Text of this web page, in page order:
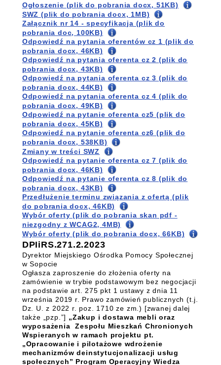
Ogłoszenie (plik do pobrania docx, 51KB)
SWZ (plik do pobrania docx, 1MB)
Załącznik nr 14 - specyfikacja (plik do
pobrania doc, 100KB)
Odpowiedź na pytania oferentów cz 1 (plik do
pobrania docx, 46KB)
Odpowiedź na pytania oferenta cz 2 (plik do
pobrania docx, 43KB)
Odpowiedź na pytania oferenta cz 3 (plik do
pobrania docx, 44KB)
Odpowiedź na pytania oferenta cz 4 (plik do
pobrania docx, 49KB)
Odpowiedź na pytanie oferenta cz5 (plik do
pobrania docx, 45KB)
Odpowiedź na pytanie oferenta cz6 (plik do
pobrania docx, 538KB)
Zmiany w treści SWZ
Odpowiedź na pytanie oferenta cz 7 (plik do
pobrania docx, 46KB)
Odpowiedź na pytanie oferenta cz 8 (plik do
pobrania docx, 43KB)
Przedłużenie terminu związania z ofertą (plik
do pobrania docx, 46KB)
Wybór oferty (plik do pobrania skan pdf -
niezgodny z WCAG2, 4MB)
Wybór oferty (plik do pobrania docx, 66KB)
DPIiRS.271.2.2023
Dyrektor Miejskiego Ośrodka Pomocy Społecznej
w Sopocie
Ogłasza zaproszenie do złożenia oferty na
zamówienie w trybie podstawowym bez negocjacji
na podstawie art. 275 pkt 1 ustawy z dnia 11
września 2019 r. Prawo zamówień publicznych (t.j.
Dz. U. z 2022 r. poz. 1710 ze zm.) [zwanej dalej
także „pzp.”] „Zakup i dostawa mebli oraz
wyposażenia Zespołu Mieszkań Chronionych
Wspieranych w ramach projektu pt.
„Opracowanie i pilotażowe wdrożenie
mechanizmów deinstytucjonalizacji usług
społecznych” Program Operacyjny Wiedza